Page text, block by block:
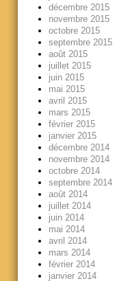
décembre 2015
novembre 2015
octobre 2015
septembre 2015
août 2015
juillet 2015
juin 2015
mai 2015
avril 2015
mars 2015
février 2015
janvier 2015
décembre 2014
novembre 2014
octobre 2014
septembre 2014
août 2014
juillet 2014
juin 2014
mai 2014
avril 2014
mars 2014
février 2014
janvier 2014